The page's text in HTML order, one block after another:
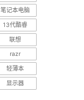
笔记本电脑
13代酷睿
联想
razr
轻薄本
显示器